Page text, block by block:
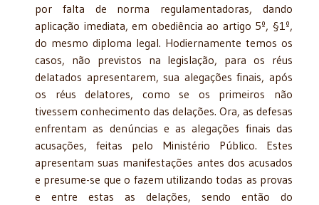
por falta de norma regulamentadoras, dando
aplicação imediata, em obediência ao artigo 5º, §1º,
do mesmo diploma legal. Hodiernamente temos os
casos, não previstos na legislação, para os réus
delatados apresentarem, sua alegações finais, após
os réus delatores, como se os primeiros não
tivessem conhecimento das delações. Ora, as defesas
enfrentam as denúncias e as alegações finais das
acusações, feitas pelo Ministério Público. Estes
apresentam suas manifestações antes dos acusados
e presume-se que o fazem utilizando todas as provas
e entre estas as delações, sendo então do